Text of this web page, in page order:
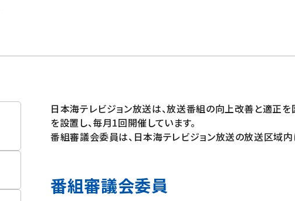
日本海テレビジョン放送は、放送番組の向上改善と適正
を設置し、毎月1回開催しています。
番組審議会委員は、日本海テレビジョン放送の放送区域内
番組審議会委員